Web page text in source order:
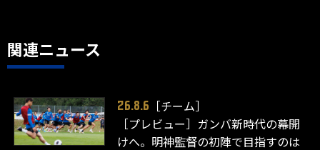
関連ニュース
26.8.6
［チーム］
［プレビュー］ガンバ新時代の幕開
けへ。明神監督の初陣で目指すのは